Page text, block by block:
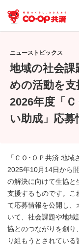
ニューストピックス
地域の社会課
めの活動を支
2026年度「
い助成」応募
「ＣＯ･ＯＰ共済 地
2025年10月14日から
の解決に向けて生協と
支援するものです。こ
て応募情報を公開し、
いて、社会課題や地域
協とのつながりを創り
り組もうとされてい